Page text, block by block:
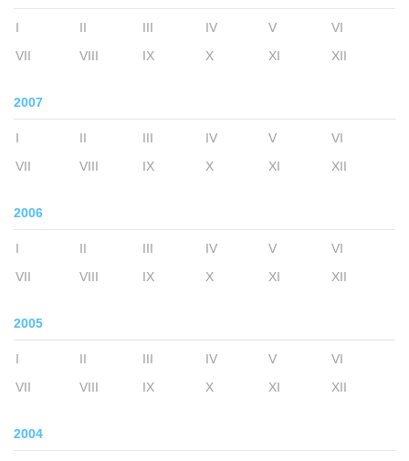
I II III IV V
VI
VII
VIII IX X XI XII
2007
I II III IV V
VI
VII
VIII IX X XI XII
2006
I II III IV V
VI
VII
VIII IX X XI XII
2005
I II III IV V
VI
VII
VIII IX X XI XII
2004